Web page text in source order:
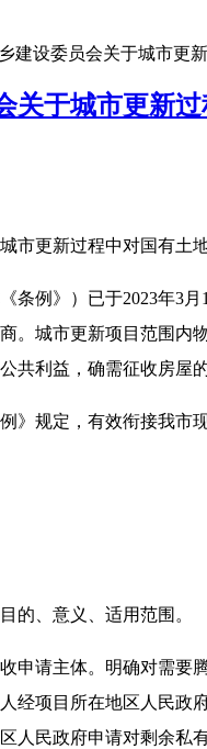
建设委员会关于城市
关于城市更新
更新过程中对国有土
例》）已于2023年3月
。城市更新项目范围
共利益，确需征收房屋
规定，有效衔接我市
、意义、适用范围。
请主体。明确对需要
经项目所在地区人民
人民政府申请对剩余私